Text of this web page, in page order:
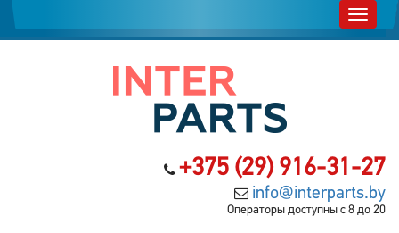
+375 (29) 916-31-27
info@interparts.by
Операторы доступны с 8 до 20